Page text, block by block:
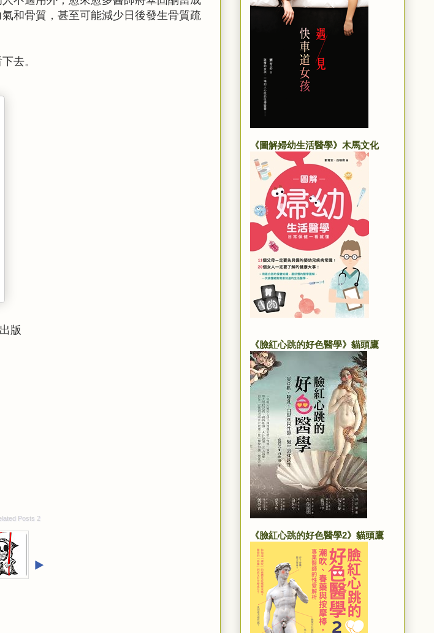
和骨質，甚至可能減少日後發生骨質疏
去。
版
Posts 2
‣
《圖解婦幼生活醫學》木馬文化
《臉紅心跳的好色醫學》貓頭鷹
《臉紅心跳的好色醫學2》貓頭鷹